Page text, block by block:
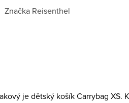
Značka Reisenthel
je dětský košík Carrybag XS.